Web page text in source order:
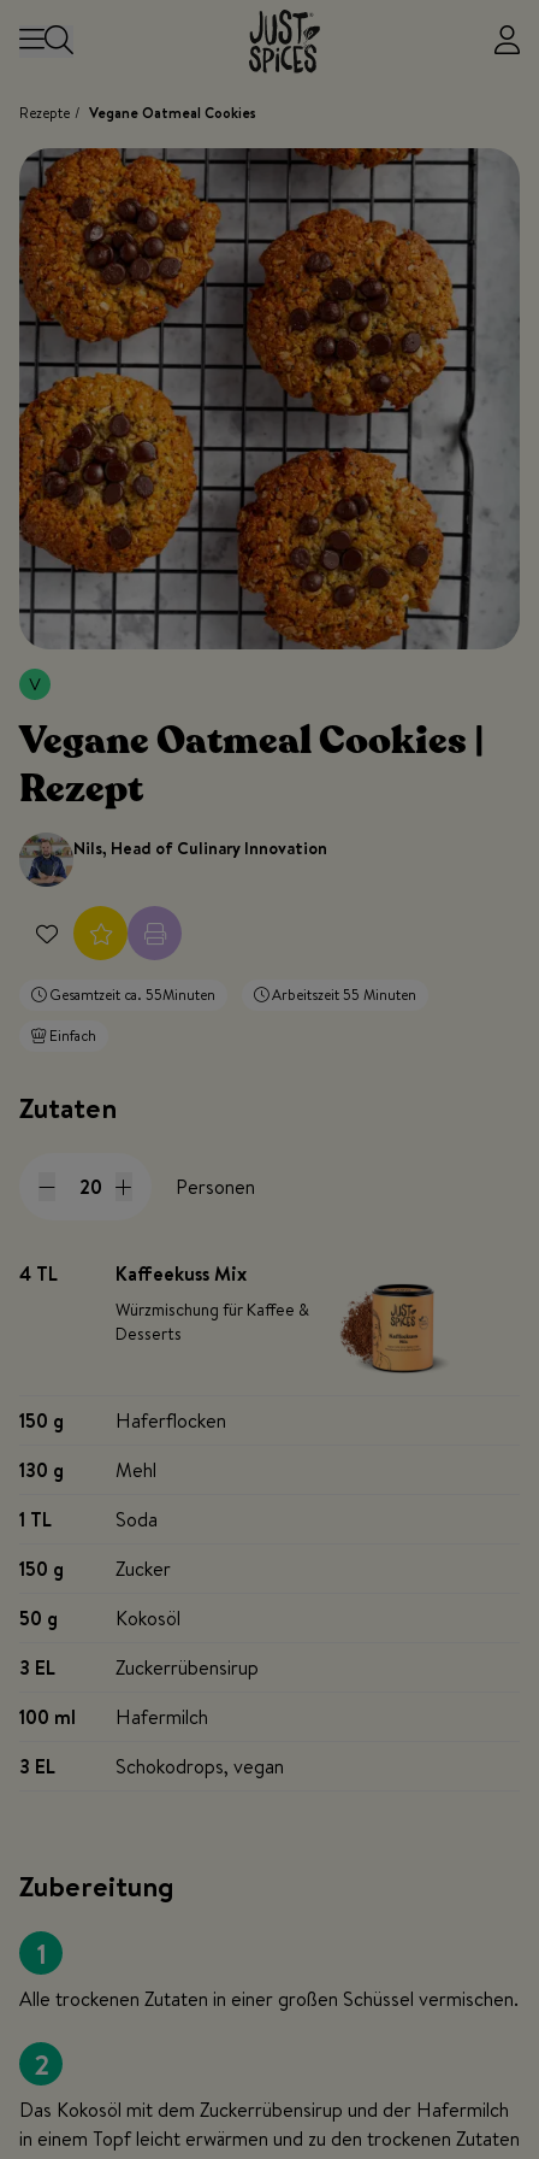
Rezepte / Vegane Oatmeal Cookies
Vegane Oatmeal Cookies |
Rezept
Nils, Head of Culinary Innovation
Gesamtzeit ca. 55Minuten
Arbeitszeit 55 Minuten
Einfach
Zutaten
Personen
4 TL Kaffeekuss Mix
Würzmischung für Kaffee &
Desserts
150 g
Haferflocken
130 g
Mehl
1 TL
Soda
150 g
Zucker
50 g
Kokosöl
3 EL
Zuckerrübensirup
100 ml
Hafermilch
3 EL
Schokodrops, vegan
Zubereitung
1
Alle trockenen Zutaten in einer großen Schüssel vermischen.
2
Das Kokosöl mit dem Zuckerrübensirup und der Hafermilch
in einem Topf leicht erwärmen und zu den trockenen Zutaten